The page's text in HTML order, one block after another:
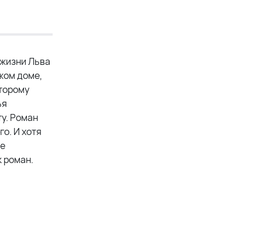
Льва
доме,
Роман
И хотя
роман.